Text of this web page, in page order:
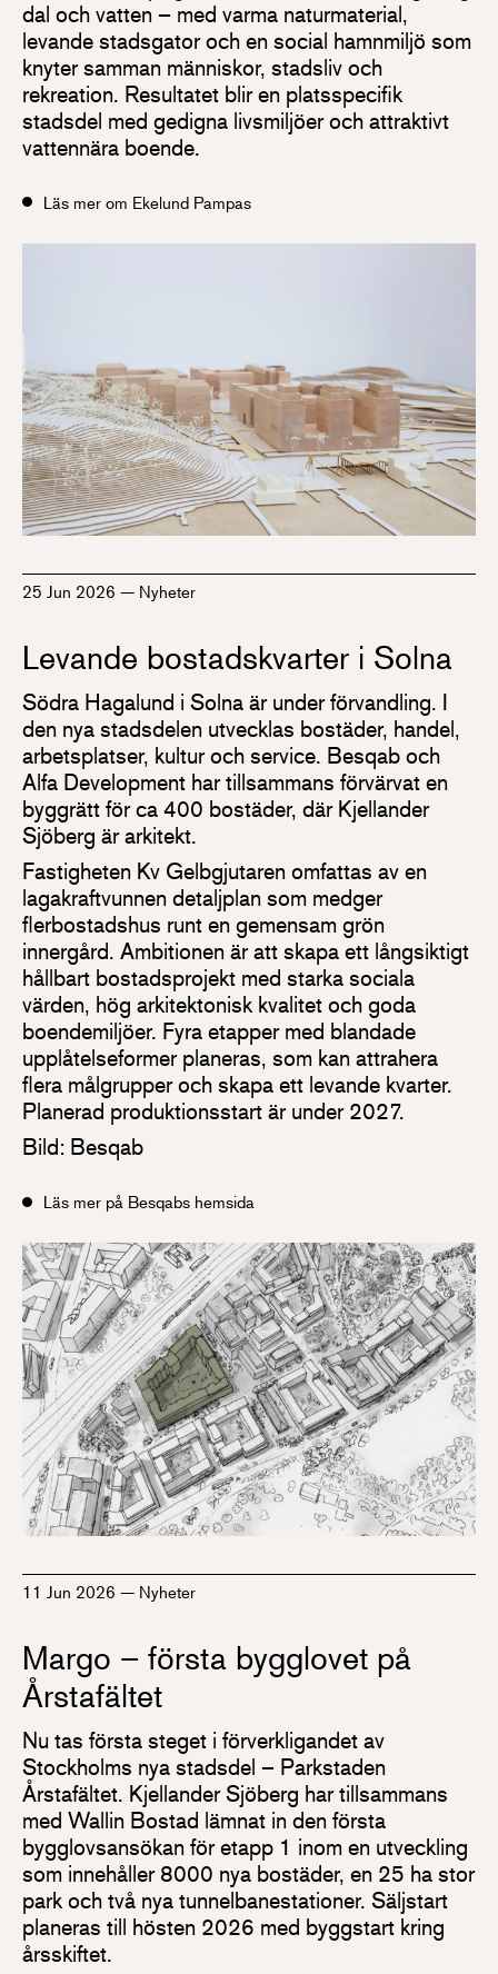
dal och vatten – med varma naturmaterial,
levande stadsgator och en social hamnmiljö som
knyter samman människor, stadsliv och
rekreation. Resultatet blir en platsspecifik
stadsdel med gedigna livsmiljöer och attraktivt
vattennära boende.
Läs mer om Ekelund Pampas
25 Jun 2026 — Nyheter
Levande bostadskvarter i Solna
Södra Hagalund i Solna är under förvandling. I
den nya stadsdelen utvecklas bostäder, handel,
arbetsplatser, kultur och service. Besqab och
Alfa Development har tillsammans förvärvat en
byggrätt för ca 400 bostäder, där Kjellander
Sjöberg är arkitekt.
Fastigheten Kv Gelbgjutaren omfattas av en
lagakraftvunnen detaljplan som medger
flerbostads­hus runt en gemensam grön
innergård. Ambitionen är att skapa ett långsiktigt
hållbart bostads­projekt med starka sociala
värden, hög arkitektonisk kvalitet och goda
boendemiljöer. Fyra etapper med blandade
upplåtelseformer planeras, som kan attrahera
flera målgrupper och skapa ett levande kvarter.
Planerad produktionsstart är under 2027.
Bild: Besqab
Läs mer på Besqabs hemsida
11 Jun 2026 — Nyheter
Margo – första bygglovet på
Årstafältet
Nu tas första steget i förverkligandet av
Stockholms nya stadsdel – Parkstaden
Årstafältet. Kjellander Sjöberg har tillsammans
med Wallin Bostad lämnat in den första
bygglovsansökan för etapp 1 inom en utveckling
som innehåller 8000 nya bostäder, en 25 ha stor
park och två nya tunnelbanestationer. Säljstart
planeras till hösten 2026 med byggstart kring
årsskiftet.